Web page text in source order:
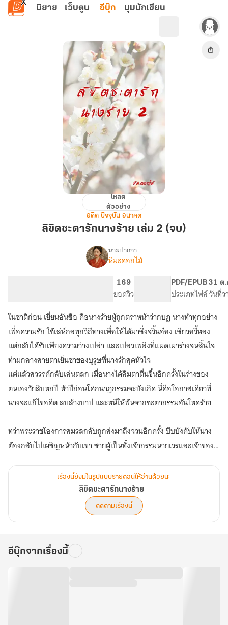
ข้ามไปยังเนื้อหาหลัก
นิยาย เว็บตูน อีบุ๊ก มุมนักเขียน
รัก
โหลด
ตัวอย่าง
อดีต ปัจจุบัน อนาคต
ลิขิตชะตารักนางร้าย เล่ม 2 (จบ)
เรื่อง
ชะตา
รัก
นาง
ร้าย
นามปากกา
หิมะดอกไม้
169
ยอดวิว
PDF/EPUB
ประเภทไฟล์
31 ต
วันที่ว
ในชาติก่อน เยี่ยนอันซือ คือนางร้ายผู้ถูกตราหน้าว่ากบฏ นางทำทุกอย่าง
เพื่อความรัก ใช้เล่ห์กลทุกวิถีทางเพื่อให้ได้มาซึ่งจวิ้นอ๋อง เซียวอวี้หลง
แต่กลับได้รับเพียงความว่างเปล่า และเปลวเพลิงที่แผดเผาร่างจนสิ้นใจ
ท่ามกลางสายตาเย็นชาของบุรุษที่นางรักสุดหัวใจ
แต่แล้วสวรรค์กลับเล่นตลก เมื่อนางได้ลืมตาตื่นขึ้นอีกครั้งในร่างของ
ตนเองวัยสิบหกปี ห้าปีก่อนโศกนาฏกรรมจะบังเกิด นี่คือโอกาสเดียวที่
นางจะแก้ไขอดีต ลบล้างบาป และหนีให้พ้นจากชะตากรรมอันโหดร้าย
ทว่าพระราชโองการสมรสกลับถูกส่งมาถึงจวนอีกครั้ง บีบบังคับให้นาง
ต้องกลับไปเผชิญหน้ากับเขา ชายผู้เป็นทั้งเจ้ากรรมนายเวรและเจ้าของ
การกลับมาครั้งนี้ เยี่ยนอันซือตัดสินใจเปลี่ยนแปลงตัวเอง นางจะใช้สติ
ปัญญาและความเมตตาที่ไม่เคยมีในชาติก่อนเพื่อเอาชีวิตรอด ปกป้อง
คนที่รัก ชดใช้กรรมเก่า และค่อยๆ เปลี่ยนสายตาที่เคยเย็นชาของเขาให้
กลายเป็นความอบอุ่นที่มีเพียงนางเท่านั้น
เรื่องนี้ยังมีในรูปแบบรายตอนให้อ่านด้วยนะ
ลิขิตชะตารักนางร้าย
ติดตามเรื่องนี้
อีบุ๊กจากเรื่องนี้